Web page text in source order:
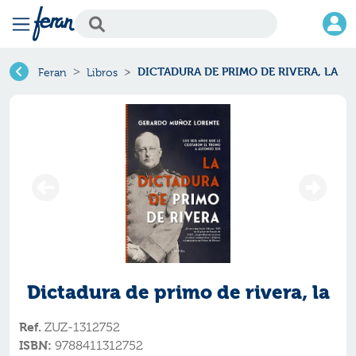
Feran Libros DICTADURA DE PRIMO DE RIVERA, LA
Dictadura de primo de rivera, la
Ref. ZUZ-1312752
ISBN: 9788411312752